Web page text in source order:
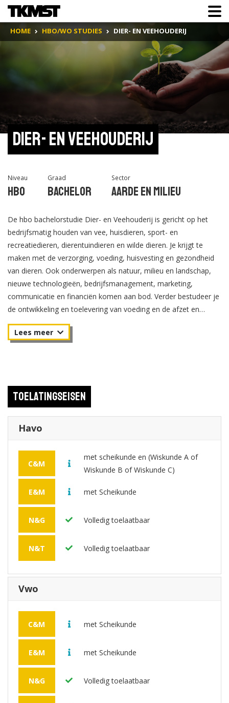
HOME HBO/WO STUDIES DIER- EN VEEHOUDERIJ
Dier- en Veehouderij
Niveau
Hbo
Graad
Bachelor
Sector
Aarde en Milieu
De hbo bachelorstudie Dier- en Veehouderij is gericht op het
bedrijfsmatig houden van vee, huisdieren, sport- en
recreatiedieren, dierentuindieren en wilde dieren. Je krijgt te
maken met de verzorging, voeding, huisvesting en gezondheid
van dieren. Ook onderwerpen als natuur, milieu en landschap,
nieuwe technologieën, bedrijfsmanagement, marketing,
communicatie en financiën komen aan bod. Verder bestudeer je
de ontwikkeling en toelevering van voeding en de afzet en
verwerking van producten.
Toelatingseisen
Havo
C&M
met scheikunde en (Wiskunde A of
Wiskunde B of Wiskunde C)
E&M met Scheikunde
N&G Volledig toelaatbaar
N&T Volledig toelaatbaar
Vwo
C&M met Scheikunde
E&M met Scheikunde
N&G Volledig toelaatbaar